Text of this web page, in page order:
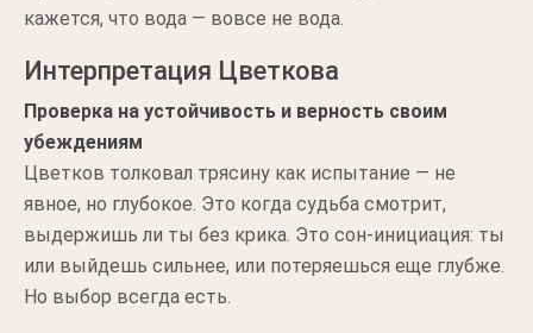
кажется, что вода — вовсе не вода.
Интерпретация Цветкова
Проверка на устойчивость и верность своим
убеждениям
Цветков толковал трясину как испытание — не
явное, но глубокое. Это когда судьба смотрит,
выдержишь ли ты без крика. Это сон-инициация: ты
или выйдешь сильнее, или потеряешься еще глубже.
Но выбор всегда есть.